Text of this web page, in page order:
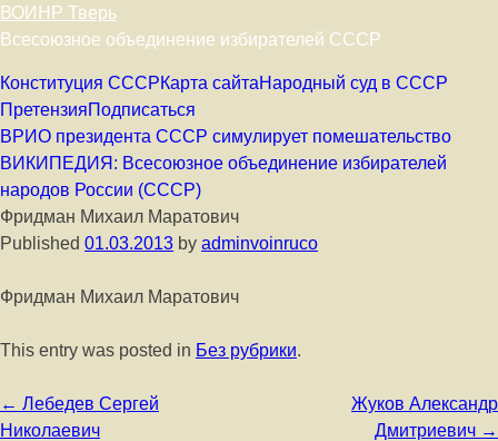
ВОИНР Тверь
Всесоюзное объединение избирателей СССР
Skip to content
Конституция СССРКарта сайтаНародный суд в СССР
ПретензияПодписаться
ВРИО президента СССР симулирует помешательство
ВИКИПЕДИЯ: Всесоюзное объединение избирателей
народов России (СССР)
Фридман Михаил Маратович
Published 01.03.2013 by adminvoinruco
Фридман Михаил Маратович
This entry was posted in Без рубрики.
Post navigation
← Лебедев Сергей
Николаевич
Жуков Александр
Дмитриевич →